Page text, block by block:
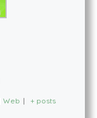
Web | + posts